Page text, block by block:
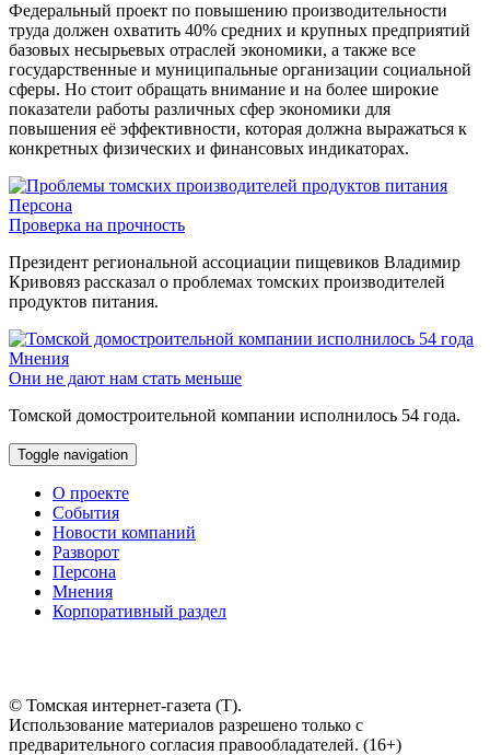
Федеральный проект по повышению производительности
труда должен охватить 40% средних и крупных предприятий
базовых несырьевых отраслей экономики, а также все
государственные и муниципальные организации социальной
сферы. Но стоит обращать внимание и на более широкие
показатели работы различных сфер экономики для
повышения её эффективности, которая должна выражаться к
конкретных физических и финансовых индикаторах.
Персона
Проверка на прочность
Президент региональной ассоциации пищевиков Владимир
Кривовяз рассказал о проблемах томских производителей
продуктов питания.
Мнения
Они не дают нам стать меньше
Томской домостроительной компании исполнилось 54 года.
Toggle navigation
О проекте
События
Новости компаний
Разворот
Персона
Мнения
Корпоративный раздел
© Томская интернет-газета (Т).
Использование материалов разрешено только с
предварительного согласия правообладателей. (16+)